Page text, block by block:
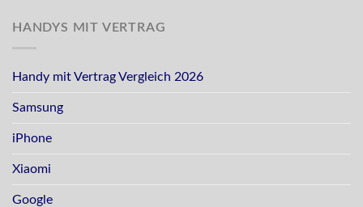
HANDYS MIT VERTRAG
Handy mit Vertrag Vergleich 2026
Samsung
iPhone
Xiaomi
Google